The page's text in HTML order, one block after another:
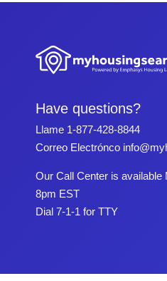
Have questions?
Llame 1-877-428-8844
Correo Electrónco
Our Call Center is
8pm EST
Dial 7-1-1 for TTY